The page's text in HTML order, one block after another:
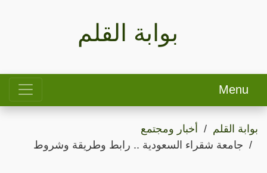
بوابة القلم
Menu
بوابة القلم
أخبار ومجتمع
جامعة شقراء السعودية .. رابط وطريقة وشروط